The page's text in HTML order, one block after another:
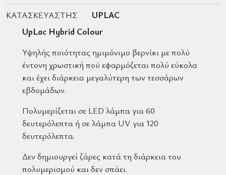
ΚΑΤΑΣΚΕΥΑΣΤΉΣ
UPLAC
UpLac Hybrid Colour
Υψηλής ποιότητας ημιμόνιμο βερνίκι με πολύ
έντονη χρωστική πού εφαρμόζεται πολύ εύκολα
και έχει διάρκεια μεγαλύτερη των τεσσάρων
εβδομάδων.
Πολυμερίζεται σε LED λάμπα για 60
δευτερόλεπτα ή σε λάμπα UV για 120
δευτερόλεπτα.
Δεν δημιουργεί ζάρες κατά τη διάρκεια του
πολυμερισμού και δεν σπάει.